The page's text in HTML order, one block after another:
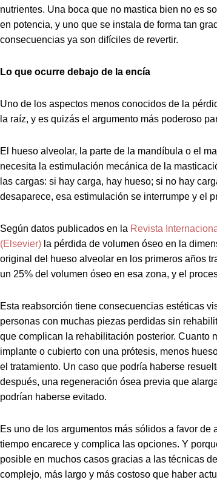
nutrientes. Una boca que no mastica bien no es
en potencia, y uno que se instala de forma tan
consecuencias ya son difíciles de revertir.
Lo que ocurre debajo de la encía
Uno de los aspectos menos conocidos de la
la raíz, y es quizás el argumento más poderoso
El hueso alveolar, la parte de la mandíbula o el
necesita la estimulación mecánica de la
las cargas: si hay carga, hay hueso; si no hay
desaparece, esa estimulación se interrumpe y el
Según datos publicados en la Revista
(Elsevier) la pérdida de volumen óseo en la
original del hueso alveolar en los primeros años
un 25% del volumen óseo en esa zona, y el
Esta reabsorción tiene consecuencias estéticas
personas con muchas piezas perdidas sin
que complican la rehabilitación posterior. Cuanto
implante o cubierto con una prótesis, menos
el tratamiento. Un caso que podría haberse
después, una regeneración ósea previa que
podrían haberse evitado.
Es uno de los argumentos más sólidos a favor de
tiempo encarece y complica las opciones. Y
posible en muchos casos gracias a las técnicas
complejo, más largo y más costoso que haber